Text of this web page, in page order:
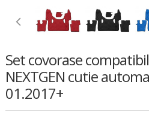
Set covorase compatibil
NEXTGEN cutie
01.2017+